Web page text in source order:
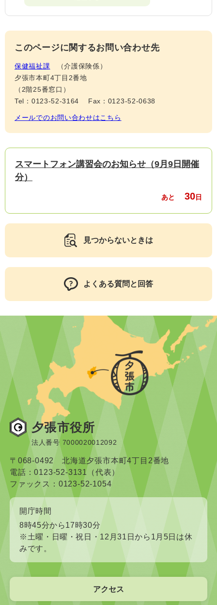
このページに関するお問い合わせ先
保健福祉課
介護保険係
夕張市本町4丁目2番地
（2階25番窓口）
Tel：0123-52-3164
Fax：0123-52-0638
メールでのお問い合わせはこちら
スマートフォン講習会のお知らせ（9月9日開催
分）
あと 30日
見つからないときは
よくある質問と回答
夕張市役所
法人番号 7000020012092
〒068-0492 北海道夕張市本町4丁目2番地
電話：0123-52-3131（代表）
ファックス：0123-52-1054
開庁時間
8時45分から17時30分
※土曜・日曜・祝日・12月31日から1月5日は休
みです。
アクセス